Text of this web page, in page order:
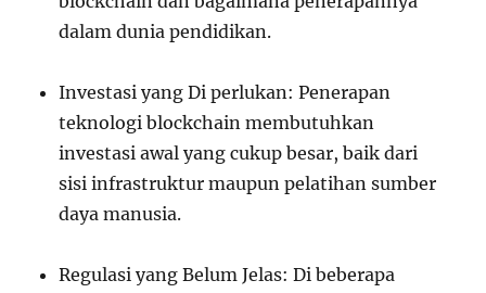
dalam dunia pendidikan.
Investasi yang Di perlukan: Penerapan
teknologi blockchain membutuhkan
investasi awal yang cukup besar, baik dari
sisi infrastruktur maupun pelatihan sumber
daya manusia.
Regulasi yang Belum Jelas: Di beberapa